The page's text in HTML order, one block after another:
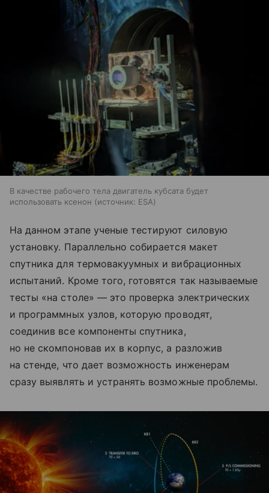
В качестве рабочего тела двигатель кубсата будет
использовать ксенон
источник: ESA
На данном этапе ученые тестируют силовую
установку. Параллельно собирается макет
спутника для термовакуумных и вибрационных
испытаний. Кроме того, готовятся так называемые
тесты «на столе» — это проверка электрических
и программных узлов, которую проводят,
соединив все компоненты спутника,
но не скомпоновав их в корпус, а разложив
на стенде, что дает возможность инженерам
сразу выявлять и устранять возможные проблемы.